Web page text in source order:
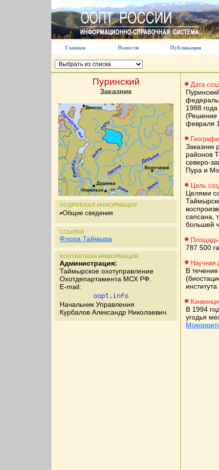
Главная Новости Публикации
Пуринский
Заказник
ПОДРОБНАЯ ИНФОРМАЦИЯ
Общие сведения
ССЫЛКИ
Флора Таймыра
КОНТАКТНАЯ ИНФОРМАЦИЯ
Администрация:
Таймырское охотуправление
Охотдепартамента МСХ РФ.
E-mail:
Начальник Управления
Курбалов Александр Николаевич
Дата
1988
(Решение
февраля
Заказник
районов
северо-
Пура и
Цель
Целями
сапсана,
большей
Площадь
787 500 га
Научная
В
В 1994
угодья